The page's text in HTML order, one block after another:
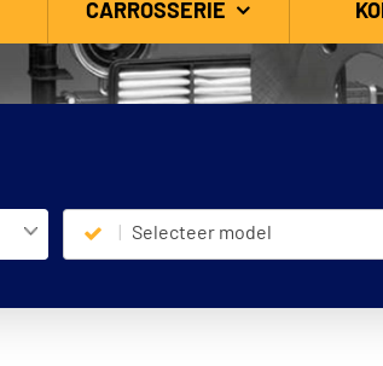
CARROSSERIE
Selecteer model